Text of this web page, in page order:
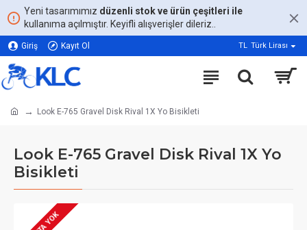
Yeni tasarımımız düzenli stok ve ürün çeşitleri ile
kullanıma açılmıştır. Keyifli alışverişler dileriz..
Giriş Kayıt Ol TL Türk Lirası
Look E-765 Gravel Disk Rival 1X Yo Bisikleti
Look E-765 Gravel Disk Rival 1X Yo
Bisikleti